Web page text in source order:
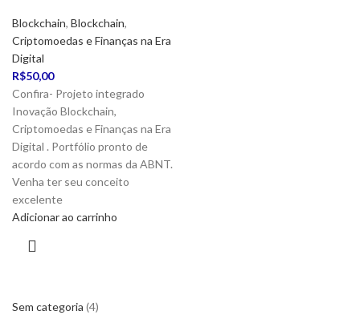
Sem categoria 4
Blockchain, Blockchain,
Criptomoedas e Finanças na Era
Digital
R$50,00
Confira- Projeto integrado
Inovação Blockchain,
Criptomoedas e Finanças na Era
Digital . Portfólio pronto de
acordo com as normas da ABNT.
Venha ter seu conceito
excelente
Adicionar ao carrinho